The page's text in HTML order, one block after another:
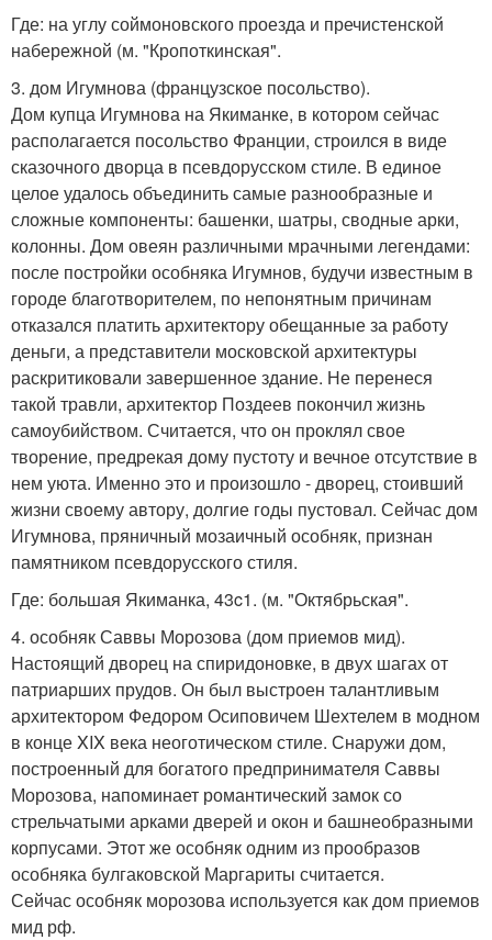
Где: на углу соймоновского проезда и пречистенской
набережной (м. "Кропоткинская".
3. дом Игумнова (французское посольство).
Дом купца Игумнова на Якиманке, в котором сейчас
располагается посольство Франции, строился в виде
сказочного дворца в псевдорусском стиле. В единое
целое удалось объединить самые разнообразные и
сложные компоненты: башенки, шатры, сводные арки,
колонны. Дом овеян различными мрачными легендами:
после постройки особняка Игумнов, будучи известным в
городе благотворителем, по непонятным причинам
отказался платить архитектору обещанные за работу
деньги, а представители московской архитектуры
раскритиковали завершенное здание. Не перенеся
такой травли, архитектор Поздеев покончил жизнь
самоубийством. Считается, что он проклял свое
творение, предрекая дому пустоту и вечное отсутствие в
нем уюта. Именно это и произошло - дворец, стоивший
жизни своему автору, долгие годы пустовал. Сейчас дом
Игумнова, пряничный мозаичный особняк, признан
памятником псевдорусского стиля.
Где: большая Якиманка, 43c1. (м. "Октябрьская".
4. особняк Саввы Морозова (дом приемов мид).
Настоящий дворец на спиридоновке, в двух шагах от
патриарших прудов. Он был выстроен талантливым
архитектором Федором Осиповичем Шехтелем в модном
в конце XIX века неоготическом стиле. Снаружи дом,
построенный для богатого предпринимателя Саввы
Морозова, напоминает романтический замок со
стрельчатыми арками дверей и окон и башнеобразными
корпусами. Этот же особняк одним из прообразов
особняка булгаковской Маргариты считается.
Сейчас особняк морозова используется как дом приемов
мид рф.